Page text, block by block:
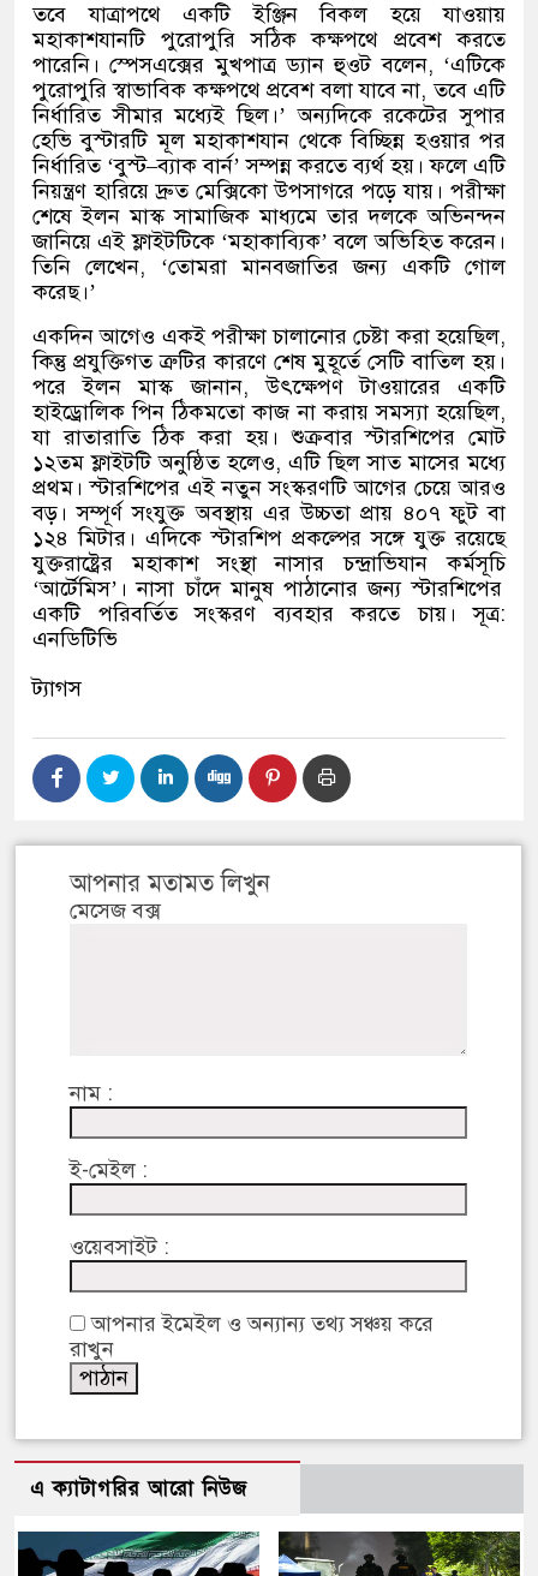
তবে যাত্রাপথে একটি ইঞ্জিন বিকল হয়ে যাওয়ায়
মহাকাশযানটি পুরোপুরি সঠিক কক্ষপথে প্রবেশ করতে
পারেনি। স্পেসএক্সের মুখপাত্র ড্যান হুওট বলেন, ‘এটিকে
পুরোপুরি স্বাভাবিক কক্ষপথে প্রবেশ বলা যাবে না,তবে এটি
নির্ধারিত সীমার মধ্যেই ছিল।’অন্যদিকে রকেটের সুপার
হেভি বুস্টারটি মূল মহাকাশযান থেকে বিচ্ছিন্ন হওয়ার পর
নির্ধারিত‘বুস্ট–ব্যাক বার্ন’সম্পন্ন করতে ব্যর্থ হয়। ফলে এটি
নিয়ন্ত্রণ হারিয়ে দ্রুত মেক্সিকো উপসাগরে পড়ে যায়। পরীক্ষা
শেষে ইলন মাস্ক সামাজিক মাধ্যমে তার দলকে অভিনন্দন
জানিয়ে এই ফ্লাইটটিকে‘মহাকাব্যিক’বলে অভিহিত করেন।
তিনি লেখেন, ‘তোমরা মানবজাতির জন্য একটি গোল
করেছ।’
একদিন আগেও একই পরীক্ষা চালানোর চেষ্টা করা হয়েছিল,
কিন্তু প্রযুক্তিগত ত্রুটির কারণে শেষ মুহূর্তে সেটি বাতিল হয়।
পরে ইলন মাস্ক জানান,উৎক্ষেপণ টাওয়ারের একটি
হাইড্রোলিক পিন ঠিকমতো কাজ না করায় সমস্যা হয়েছিল,
যা রাতারাতি ঠিক করা হয়। শুক্রবার স্টারশিপের মোট
১২তম ফ্লাইটটি অনুষ্ঠিত হলেও, এটি ছিল সাত মাসের মধ্যে
প্রথম। স্টারশিপের এই নতুন সংস্করণটি আগের চেয়ে আরও
বড়। সম্পূর্ণ সংযুক্ত অবস্থায় এর উচ্চতা প্রায় ৪০৭ ফুট বা
১২৪ মিটার। এদিকে স্টারশিপ প্রকল্পের সঙ্গে যুক্ত রয়েছে
যুক্তরাষ্ট্রের মহাকাশ সংস্থা নাসার চন্দ্রাভিযান কর্মসূচি
‘আর্টেমিস’ । নাসা চাঁদে মানুষ পাঠানোর জন্য স্টারশিপের
একটি পরিবর্তিত সংস্করণ ব্যবহার করতে চায়। সূত্র:
এনডিটিভি
ট্যাগস
আপনার মতামত লিখুন
মেসেজ বক্স
নাম :
ই-মেইল :
ওয়েবসাইট :
আপনার ইমেইল ও অন্যান্য তথ্য সঞ্চয় করে
রাখুন
এ ক্যাটাগরির আরো নিউজ